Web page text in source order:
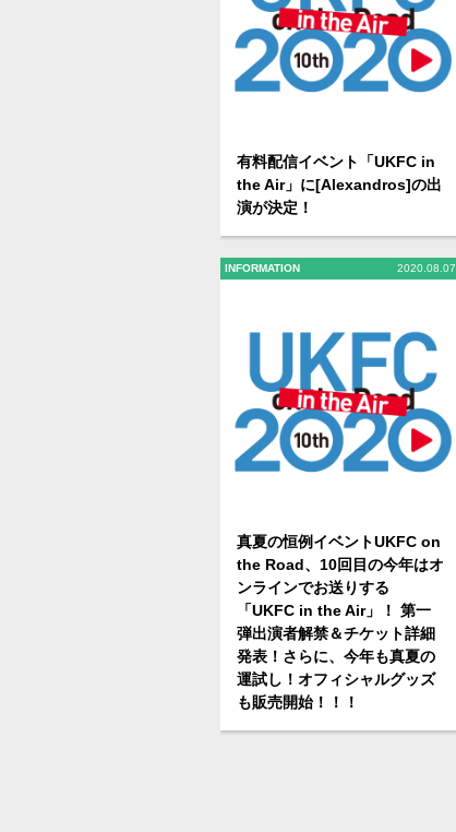
有料配信イベント「UKFC in
the Air」に[Alexandros]の出
演が決定！
INFORMATION 2020.08.07
真夏の恒例イベントUKFC on
the Road、10回目の今年はオ
ンラインでお送りする
「UKFC in the Air」！ 第一
弾出演者解禁＆チケット詳細
発表！さらに、今年も真夏の
運試し！オフィシャルグッズ
も販売開始！！！